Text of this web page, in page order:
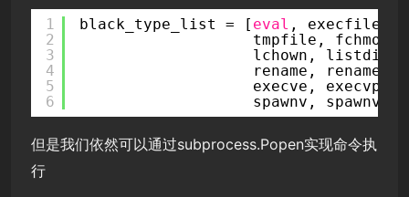
1
2
3
4
5
6
black_type_list = [ eval , execfile,
tmpfile,
lchown, listdir,
rename, renames,
execve, execvp,
spawnv,
但是我们依然可以通过subprocess.Popen实现命令执
行